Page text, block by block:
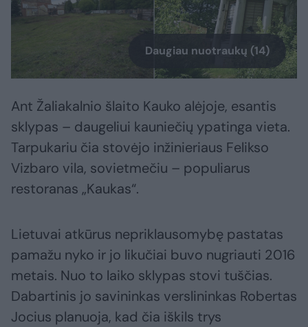
Daugiau nuotraukų (14)
Ant Žaliakalnio šlaito Kauko alėjoje, esantis
sklypas – daugeliui kauniečių ypatinga vieta.
Tarpukariu čia stovėjo inžinieriaus Felikso
Vizbaro vila, sovietmečiu – populiarus
restoranas „Kaukas“.
Lietuvai atkūrus nepriklausomybę pastatas
pamažu nyko ir jo likučiai buvo nugriauti 2016
metais. Nuo to laiko sklypas stovi tuščias.
Dabartinis jo savininkas verslininkas Robertas
Jocius planuoja, kad čia iškils trys